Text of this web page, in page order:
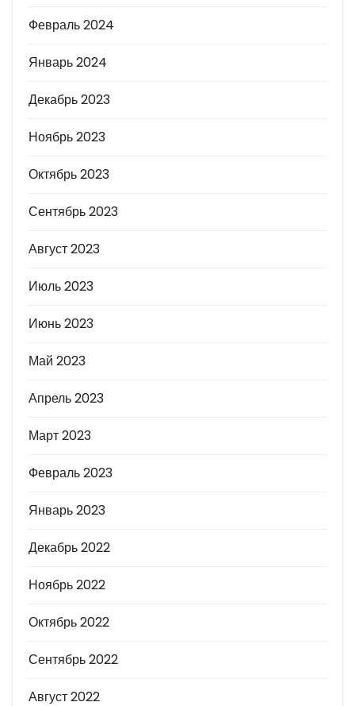
Февраль 2024
Январь 2024
Декабрь 2023
Ноябрь 2023
Октябрь 2023
Сентябрь 2023
Август 2023
Июль 2023
Июнь 2023
Май 2023
Апрель 2023
Март 2023
Февраль 2023
Январь 2023
Декабрь 2022
Ноябрь 2022
Октябрь 2022
Сентябрь 2022
Август 2022